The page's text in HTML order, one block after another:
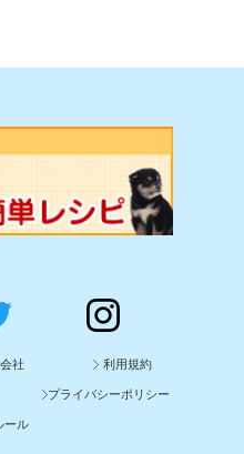
社 利用規約
プライバシーポリシー
ール